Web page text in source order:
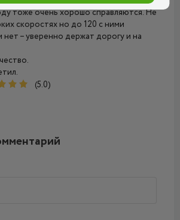
тоже очень хорошо справляются. Не
скоростях но до 120 с ними
нет – уверенно держат дорогу и на
(5.0)